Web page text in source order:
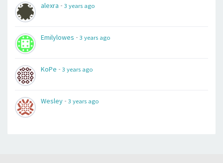
alexra - 3 years ago
Emilylowes - 3 years ago
KoPe - 3 years ago
Wesley - 3 years ago